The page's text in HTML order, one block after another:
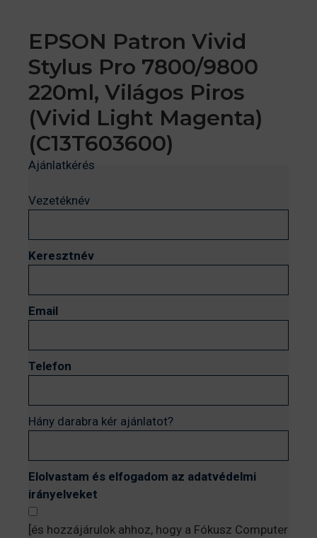
EPSON Patron Vivid
Stylus Pro 7800/9800
220ml, Világos Piros
(Vivid Light Magenta)
(C13T603600)
Ajánlatkérés
Vezetéknév
Keresztnév
Email
Telefon
Hány darabra kér ajánlatot?
Elolvastam és elfogadom az adatvédelmi
irányelveket
[és hozzájárulok ahhoz, hogy a Fókusz Computer